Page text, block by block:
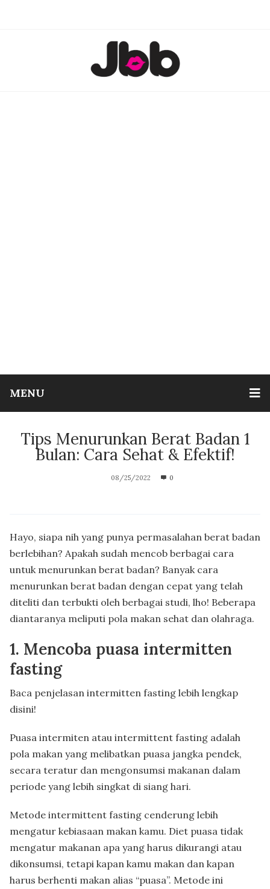
MENU
Tips Menurunkan Berat Badan 1
Bulan: Cara Sehat & Efektif!
08/25/2022 0
Hayo, siapa nih yang punya permasalahan berat badan
berlebihan? Apakah sudah mencob berbagai cara
untuk menurunkan berat badan? Banyak cara
menurunkan berat badan dengan cepat yang telah
diteliti dan terbukti oleh berbagai studi, lho! Beberapa
diantaranya meliputi pola makan sehat dan olahraga.
1. Mencoba puasa intermitten
fasting
Baca penjelasan intermitten fasting lebih lengkap
disini!
Puasa intermiten atau intermittent fasting adalah
pola makan yang melibatkan puasa jangka pendek,
secara teratur dan mengonsumsi makanan dalam
periode yang lebih singkat di siang hari.
Metode intermittent fasting cenderung lebih
mengatur kebiasaan makan kamu. Diet puasa tidak
mengatur makanan apa yang harus dikurangi atau
dikonsumsi, tetapi kapan kamu makan dan kapan
harus berhenti makan alias “puasa”. Metode ini